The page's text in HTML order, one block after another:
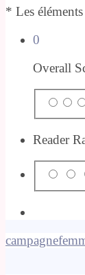
* Les
0
Overall
Reader
campagne